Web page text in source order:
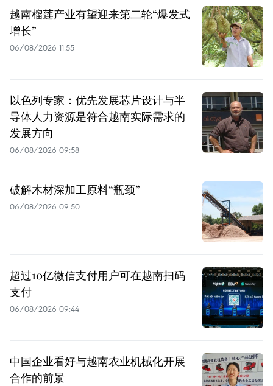
越南榴莲产业有望迎来第二轮“爆发式
增长”
06/08/2026 11:55
以色列专家：优先发展芯片设计与半
导体人力资源是符合越南实际需求的
发展方向
06/08/2026 09:58
破解木材深加工原料“瓶颈”
06/08/2026 09:50
超过10亿微信支付用户可在越南扫码
支付
06/08/2026 09:44
中国企业看好与越南农业机械化开展
合作的前景